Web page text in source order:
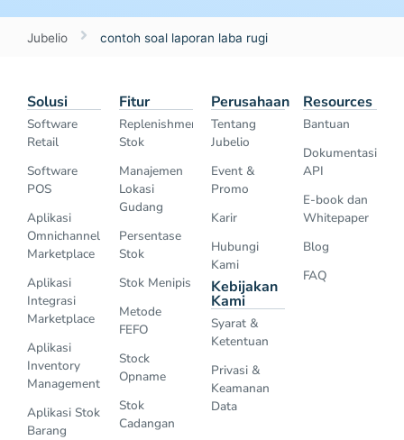
Jubelio contoh soal laporan laba rugi
Solusi
Software
Retail
Software
POS
Aplikasi
Omnichannel
Marketplace
Aplikasi
Integrasi
Marketplace
Aplikasi
Inventory
Management
Aplikasi Stok
Barang
Fitur
Replenishment
Stok
Manajemen
Lokasi
Gudang
Persentase
Stok
Stok Menipis
Metode
FEFO
Stock
Opname
Stok
Cadangan
Perusahaan
Tentang
Jubelio
Event &
Promo
Karir
Hubungi
Kami
Kebijakan
Kami
Syarat &
Ketentuan
Privasi &
Keamanan
Data
Resources
Bantuan
Dokumentasi
API
E-book dan
Whitepaper
Blog
FAQ